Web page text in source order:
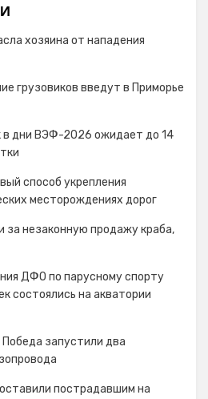
хозяина от нападения
грузовиков введут в Приморье
в дни ВЭФ-2026 ожидает до 14
способ укрепления
месторождениях дорог
за незаконную продажу краба,
ДФО по парусному спорту
состоялись на акватории
запустили два
пострадавшим на